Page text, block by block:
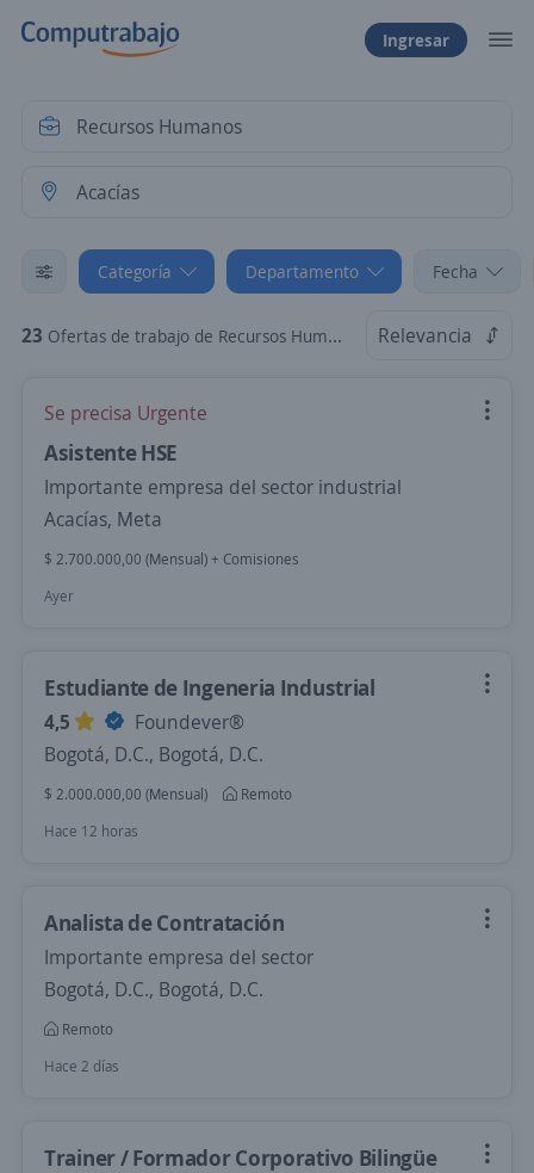
Ingresar
Categoría Departamento Fecha
23 Ofertas de trabajo de Recursos Humanos en Acacías, Meta Relevancia
Se precisa Urgente
Asistente HSE
Importante empresa del sector industrial
Acacías, Meta
$ 2.700.000,00 (Mensual) + Comisiones
Ayer
Estudiante de Ingeneria Industrial
4,5
Foundever®
Bogotá, D.C., Bogotá, D.C.
$ 2.000.000,00 (Mensual)
Remoto
Hace 12 horas
Analista de Contratación
Importante empresa del sector
Bogotá, D.C., Bogotá, D.C.
Remoto
Hace 2 días
Trainer / Formador Corporativo Bilingüe